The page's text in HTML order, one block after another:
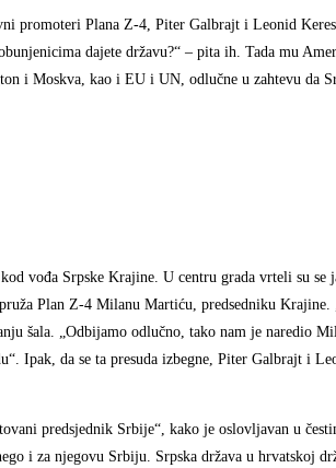
promoteri Plana Z-4, Piter Galbrajt i Leonid
dajete državu?“ – pita ih. Tada mu
i Moskva, kao i EU i UN, odlučne u zahtevu da
vođa Srpske Krajine. U centru grada vrteli su se
Plan Z-4 Milanu Martiću, predsedniku
šala. „Odbijamo odlučno, tako nam je naredio
Ipak, da se ta presuda izbegne, Piter Galbrajt i
predsjednik Srbije“, kako je oslovljavan u
i za njegovu Srbiju. Srpska država u hrvatskoj